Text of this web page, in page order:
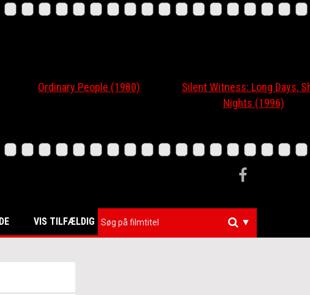
Ordinary People (1980)
Silent Witness: Long Days, Short
Nights (1996)
VIS TILFÆLDIG ▼